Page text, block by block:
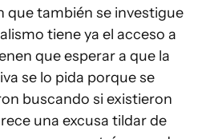
que también se investigue
tiene ya el acceso a
que esperar a que la
se lo pida porque se
buscando si existieron
una excusa tildar de